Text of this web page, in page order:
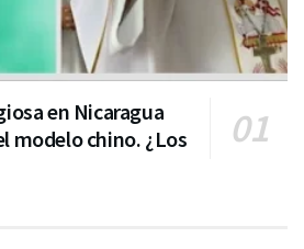
en Nicaragua
modelo chino. ¿Los